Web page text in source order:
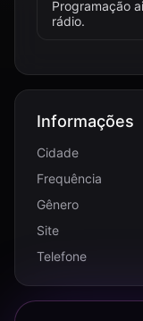
Programação
rádio.
Informações
Cidade
Frequência
Gênero
Site
Telefone